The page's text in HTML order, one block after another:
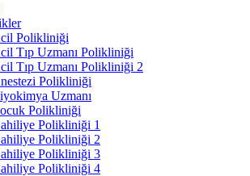
Polikliniği
Tıp Uzmanı Polikliniği
Tıp Uzmanı Polikliniği 2
Polikliniği
Uzmanı
Polikliniği
Polikliniği 1
Polikliniği 2
Polikliniği 3
Polikliniği 4